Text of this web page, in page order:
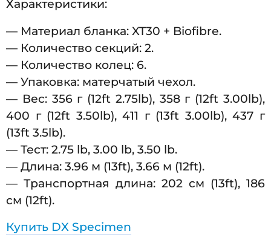
Характеристики:
— Материал бланка: XT30 + Biofibre.
— Количество секций: 2.
— Количество колец: 6.
— Упаковка: матерчатый чехол.
— Вес: 356 г (12ft 2.75lb), 358 г (12ft 3.00lb),
400 г (12ft 3.50lb), 411 г (13ft 3.00lb), 437 г
(13ft 3.5lb).
— Тест: 2.75 lb, 3.00 lb, 3.50 lb.
— Длина: 3.96 м (13ft), 3.66 м (12ft).
— Транспортная длина: 202 см (13ft), 186
см (12ft).
Купить DX Specimen